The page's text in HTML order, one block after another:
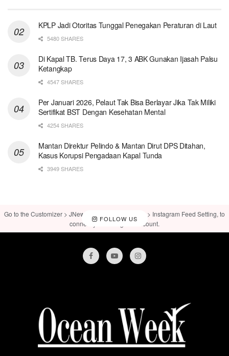
KPLP Jadi Otoritas Tunggal Penegakan Peraturan di Laut
5480 SHARES
Di Kapal TB. Terus Daya 17, 3 ABK Gunakan Ijasah Palsu
Ketangkap
4547 SHARES
Per Januari 2026, Pelaut Tak Bisa Berlayar Jika Tak Miliki
Sertifikat BST Dengan Kesehatan Mental
4254 SHARES
Mantan Direktur Pelindo & Mantan Dirut DPS Ditahan,
Kasus Korupsi Pengadaan Kapal Tunda
3949 SHARES
FOLLOW US
Go to the Customizer > JNews : Social, Like & View > Instagram Feed Setting, to
connect your Instagram account.